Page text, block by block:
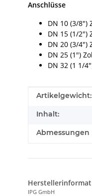
Anschlüsse
DN 10 (3/8")
DN 15 (1/2")
DN 20 (3/4")
DN 25 (1")
DN 32 (1 1/
Wert
Artikelgewicht:
Inhalt:
Abmessungen
IPG GmbH